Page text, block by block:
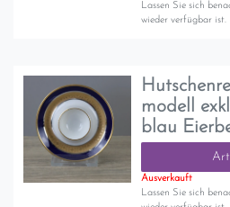
Lassen Sie sich
wieder verfügbar ist.
modell
blau
Ausverkauft
Lassen Sie sich